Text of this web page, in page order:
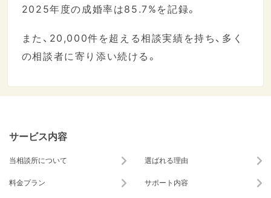
2025年度の成婚率は85.7%を記録。
また、20,000件を超える相談実績を持ち、多く
の相談者に寄り添い続ける。
サービス内容
当相談所について 選ばれる理由
料金プラン サポート内容